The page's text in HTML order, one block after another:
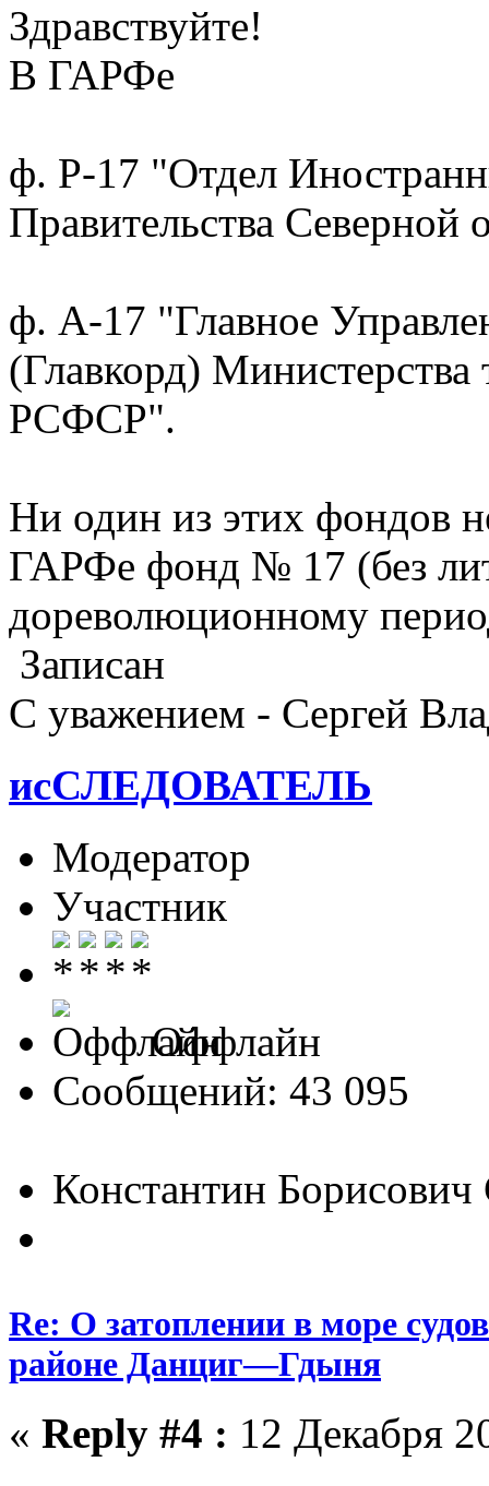
Здравствуйте!
В ГАРФе
ф. Р-17 "Отдел
Правительства Северной
ф. А-17 "Главное
(Главкорд)
РСФСР".
Ни один из этих фондов
ГАРФе фонд № 17 (без
дореволюционному
Записан
С уважением - Сергей
исСЛЕДОВАТЕЛЬ
Модератор
Участник
Оффлайн
Сообщений: 43 095
Константин
Re: О затоплении в море
районе Данциг—Гдыня
« Reply #4 : 12 Декабря